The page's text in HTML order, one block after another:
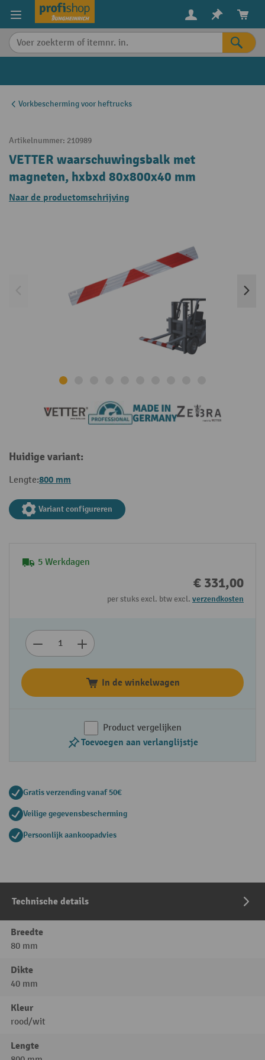
content
Vorkbescherming voor heftrucks
Artikelnummer: 210989
VETTER waarschuwingsbalk met
magneten, hxbxd 80x800x40 mm
Naar de productomschrijving
Huidige variant:
Lengte:800 mm
Variant configureren
5 Werkdagen
€ 331,00
per stuks excl. btw excl. verzendkosten
In de winkelwagen
Product vergelijken
Toevoegen aan verlanglijstje
Gratis verzending vanaf 50€
Veilige gegevensbescherming
Persoonlijk aankoopadvies
Technische details
Breedte
80 mm
Dikte
40 mm
Kleur
rood/wit
Lengte